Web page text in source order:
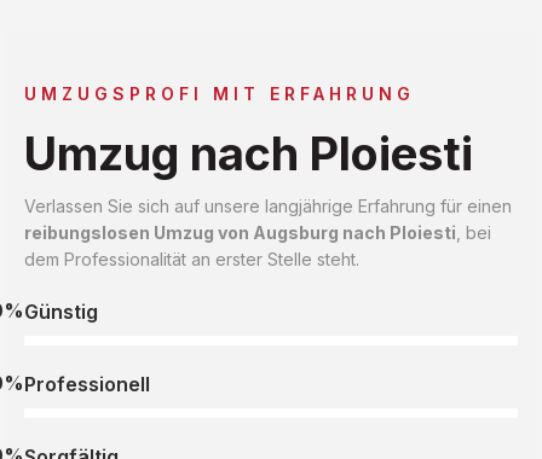
UMZUGSPROFI MIT ERFAHRUNG
Umzug nach Ploiesti
Verlassen Sie sich auf unsere langjährige Erfahrung für einen
reibungslosen Umzug von Augsburg nach Ploiesti , bei
dem Professionalität an erster Stelle steht.
Günstig
Professionell